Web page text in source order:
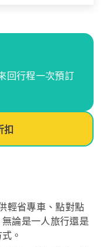
回行程一次預訂
扣
輕省專車、點對點
論是一人旅行還是
。